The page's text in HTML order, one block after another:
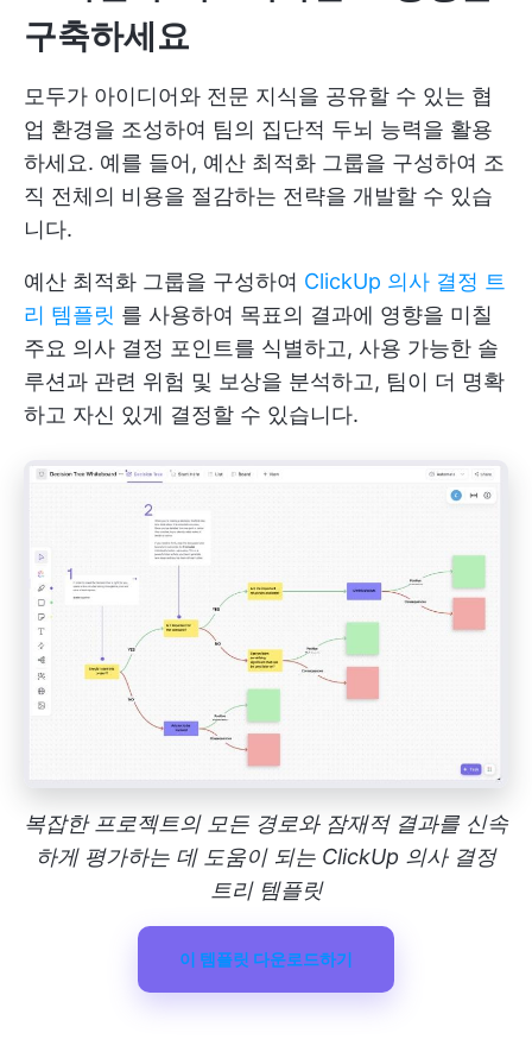
구축하세요
모두가 아이디어와 전문 지식을 공유할 수 있는 협
업 환경을 조성하여 팀의 집단적 두뇌 능력을 활용
하세요. 예를 들어, 예산 최적화 그룹을 구성하여 조
직 전체의 비용을 절감하는 전략을 개발할 수 있습
니다.
예산 최적화 그룹을 구성하여 ClickUp 의사 결정 트
리 템플릿 를 사용하여 목표의 결과에 영향을 미칠
주요 의사 결정 포인트를 식별하고, 사용 가능한 솔
루션과 관련 위험 및 보상을 분석하고, 팀이 더 명확
하고 자신 있게 결정할 수 있습니다.
복잡한 프로젝트의 모든 경로와 잠재적 결과를 신속
하게 평가하는 데 도움이 되는 ClickUp 의사 결정
트리 템플릿
이 템플릿 다운로드하기